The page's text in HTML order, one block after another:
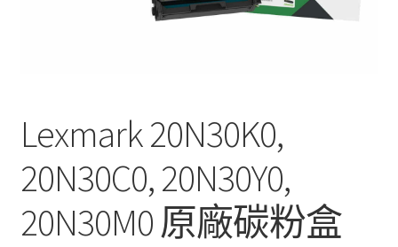
Lexmark 20N30K0,
20N30C0, 20N30Y0,
20N30M0 原廠碳粉盒